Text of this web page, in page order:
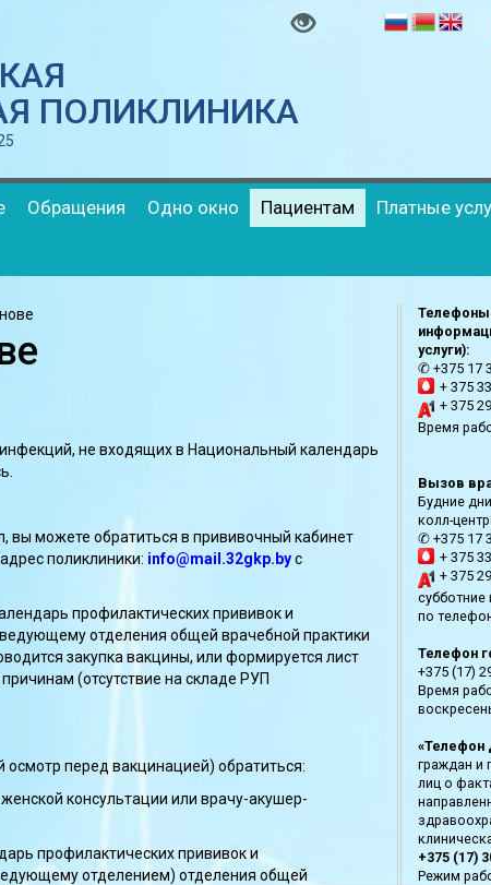
ПОЛИКЛИНИКА
Обращения Одно окно Пациентам Платные
не входящих в Национальный календарь
вы можете обратиться в прививочный кабинет
поликлиники: info@mail.32gkp.byс
профилактических прививок и
отделения общей врачебной практики
закупка вакцины, или формируется лист
(отсутствие на складе РУП
перед вакцинацией) обратиться:
консультации или врачу-акушер-
профилактических прививок и
отделением) отделения общей
Телефоны
услуги):
✆ +375 17
+ 375
+ 375
Время
Вызов
Будние
колл-
✆ +375 17
+ 375
+ 375
субботние
по
Телефон
+375 (17)
Время
«Телефон
граждан и
лиц о
+375 (17)
Режим